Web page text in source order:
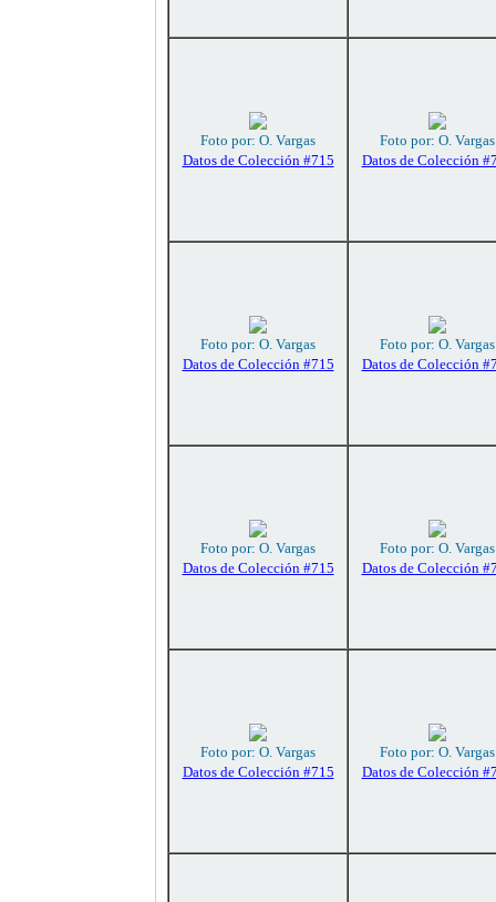
Foto por: O. Vargas
Datos de Colección #715
Foto por: O. Vargas
Datos de Colección
Foto por: O. Vargas
Datos de Colección #715
Foto por: O. Vargas
Datos de Colección
Foto por: O. Vargas
Datos de Colección #715
Foto por: O. Vargas
Datos de Colección
Foto por: O. Vargas
Datos de Colección #715
Foto por: O. Vargas
Datos de Colección